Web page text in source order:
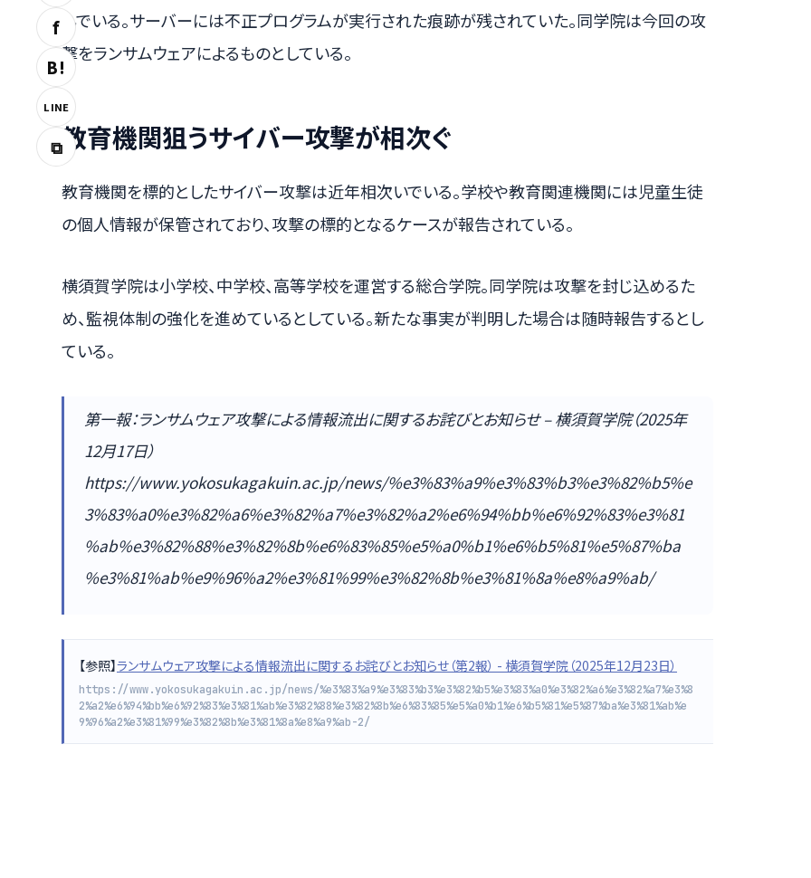
f
B!
LINE
⧉
んでいる。サーバーには不正プログラムが実行された痕跡が残されていた。同学院は今回の攻
撃をランサムウェアによるものとしている。
教育機関狙うサイバー攻撃が相次ぐ
教育機関を標的としたサイバー攻撃は近年相次いでいる。学校や教育関連機関には児童生徒
の個人情報が保管されており、攻撃の標的となるケースが報告されている。
横須賀学院は小学校、中学校、高等学校を運営する総合学院。同学院は攻撃を封じ込めるた
め、監視体制の強化を進めているとしている。新たな事実が判明した場合は随時報告するとし
ている。
第一報：ランサムウェア攻撃による情報流出に関するお詫びとお知らせ – 横須賀学院（2025年
12月17日）
https://www.yokosukagakuin.ac.jp/news/%e3%83%a9%e3%83%b3%e3%82%b5%e
3%83%a0%e3%82%a6%e3%82%a7%e3%82%a2%e6%94%bb%e6%92%83%e3%81
%ab%e3%82%88%e3%82%8b%e6%83%85%e5%a0%b1%e6%b5%81%e5%87%ba
%e3%81%ab%e9%96%a2%e3%81%99%e3%82%8b%e3%81%8a%e8%a9%ab/
【参照】ランサムウェア攻撃による情報流出に関するお詫びとお知らせ（第2報） - 横須賀学院（2025年12月23日）
https://www.yokosukagakuin.ac.jp/news/%e3%83%a9%e3%83%b3%e3%82%b5%e3%83%a0%e3%82%a6%e3%82%a7%e3%8
2%a2%e6%94%bb%e6%92%83%e3%81%ab%e3%82%88%e3%82%8b%e6%83%85%e5%a0%b1%e6%b5%81%e5%87%ba%e3%81%ab%e
9%96%a2%e3%81%99%e3%82%8b%e3%81%8a%e8%a9%ab-2/